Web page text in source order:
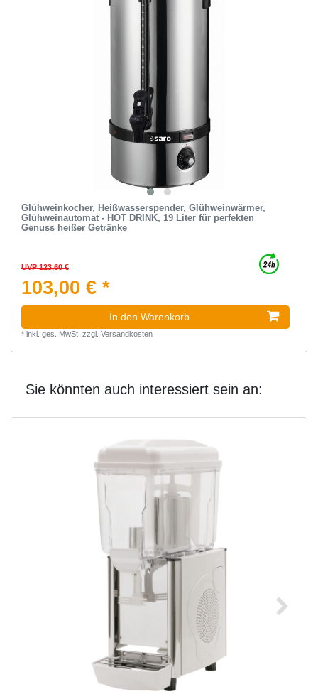
Glühweinkocher, Heißwasserspender, Glühweinwärmer,
Glühweinautomat - HOT DRINK, 19 Liter für perfekten
Genuss heißer Getränke
UVP 123,60 €
103,00 € *
In den Warenkorb
* inkl. ges. MwSt. zzgl. Versandkosten
Sie könnten auch interessiert sein an: